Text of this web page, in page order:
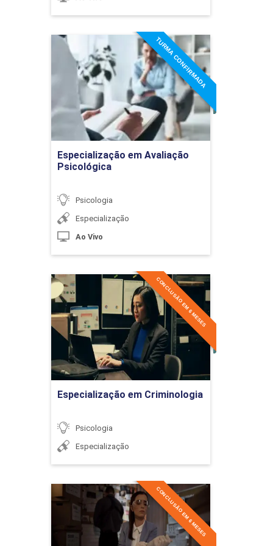
Gerenciamento de decisão
SAÚDE MENTAL: IMPACTOS
SOCIAIS
Estruturas
psicopatológicas
Diferenças entre o normal
e o patológico
Vivência patológica e
evolução clínica das
DO AUTISMO
Especialização em Avaliação
Psicológica
TURMA CONFIRMADA
Psicologia
Especialização
Ao Vivo
Especialização em
Avaliação Psicológica
Detalhes do curso
Ir para Inscrição
Especialização em Criminologia
CONCLUSÃO EM 6 MESES
Psicologia
Especialização
Especialização em
Criminologia
Detalhes do curso
Ir para Inscrição
CONCLUSÃO EM 6 MESES
Especialização em
Criminologia
Detalhes do curso